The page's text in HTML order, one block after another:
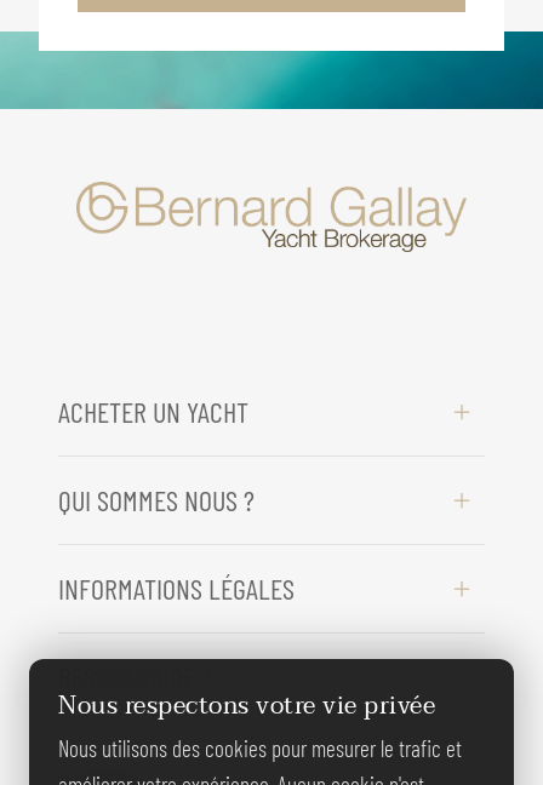
ACHETER UN YACHT
QUI SOMMES NOUS ?
INFORMATIONS LÉGALES
Nous respectons votre vie privée
Nous utilisons des cookies pour mesurer le trafic et